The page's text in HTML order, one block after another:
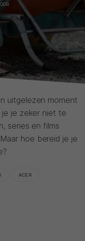
uitgelezen moment
je zeker niet te
series en films
hoe bereid je je
ACER